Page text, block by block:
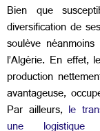
Bien que
diversification de
soulève
l’Algérie. En effet,
production
avantageuse,
Par ailleurs, le